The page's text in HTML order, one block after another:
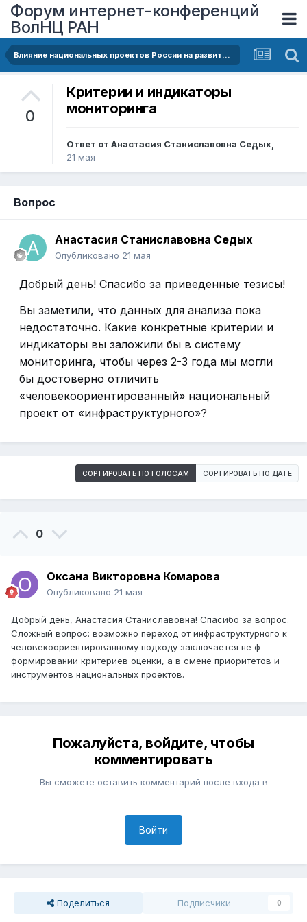
Форум интернет-конференций
ВолНЦ РАН
Влияние национальных проектов России на развитие человеческого капитала
0
Критерии и индикаторы
мониторинга
Ответ от Анастасия Станиславовна Седых,
21 мая
Вопрос
Анастасия Станиславовна Седых
Опубликовано 21 мая
Добрый день! Спасибо за приведенные тезисы!
Вы заметили, что данных для анализа пока
недостаточно. Какие конкретные критерии и
индикаторы вы заложили бы в систему
мониторинга, чтобы через 2-3 года мы могли
бы достоверно отличить
«человекоориентированный» национальный
проект от «инфраструктурного»?
СОРТИРОВАТЬ ПО ГОЛОСАМ СОРТИРОВАТЬ ПО ДАТЕ
0
Оксана Викторовна Комарова
Опубликовано 21 мая
Добрый день, Анастасия Станиславовна! Спасибо за вопрос.
Сложный вопрос: возможно переход от инфраструктурного к
человекоориентированному подходу заключается не ф
формировании критериев оценки, а в смене приоритетов и
инструментов национальных проектов.
Пожалуйста, войдите, чтобы
комментировать
Вы сможете оставить комментарий после входа в
Войти
Поделиться Подписчики 0